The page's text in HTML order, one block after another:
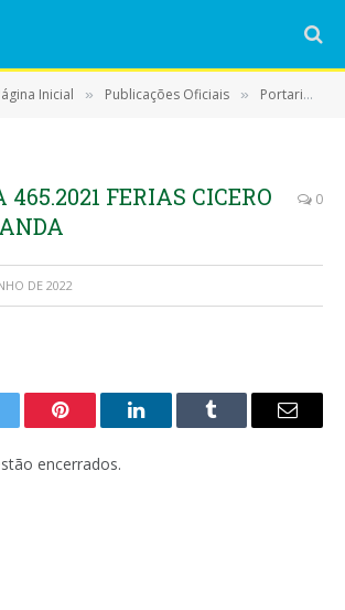
Inicial » Publicações Oficiais » Portarias
465.2021 FERIAS CICERO
0
DE 2022
Pinterest LinkedInTumblr
E-
encerrados.